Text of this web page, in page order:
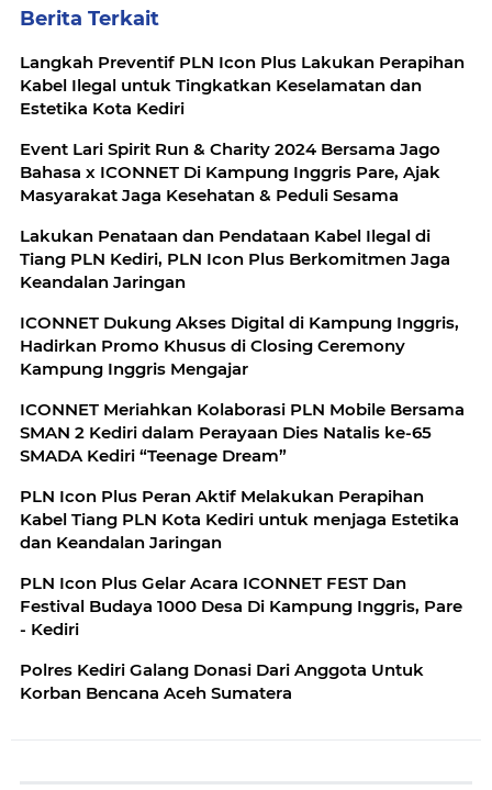
Berita Terkait
Langkah Preventif PLN Icon Plus Lakukan Perapihan
Kabel Ilegal untuk Tingkatkan Keselamatan dan
Estetika Kota Kediri
Event Lari Spirit Run & Charity 2024 Bersama Jago
Bahasa x ICONNET Di Kampung Inggris Pare, Ajak
Masyarakat Jaga Kesehatan & Peduli Sesama
Lakukan Penataan dan Pendataan Kabel Ilegal di
Tiang PLN Kediri, PLN Icon Plus Berkomitmen Jaga
Keandalan Jaringan
ICONNET Dukung Akses Digital di Kampung Inggris,
Hadirkan Promo Khusus di Closing Ceremony
Kampung Inggris Mengajar
ICONNET Meriahkan Kolaborasi PLN Mobile Bersama
SMAN 2 Kediri dalam Perayaan Dies Natalis ke-65
SMADA Kediri “Teenage Dream”
PLN Icon Plus Peran Aktif Melakukan Perapihan
Kabel Tiang PLN Kota Kediri untuk menjaga Estetika
dan Keandalan Jaringan
PLN Icon Plus Gelar Acara ICONNET FEST Dan
Festival Budaya 1000 Desa Di Kampung Inggris, Pare
- Kediri
Polres Kediri Galang Donasi Dari Anggota Untuk
Korban Bencana Aceh Sumatera